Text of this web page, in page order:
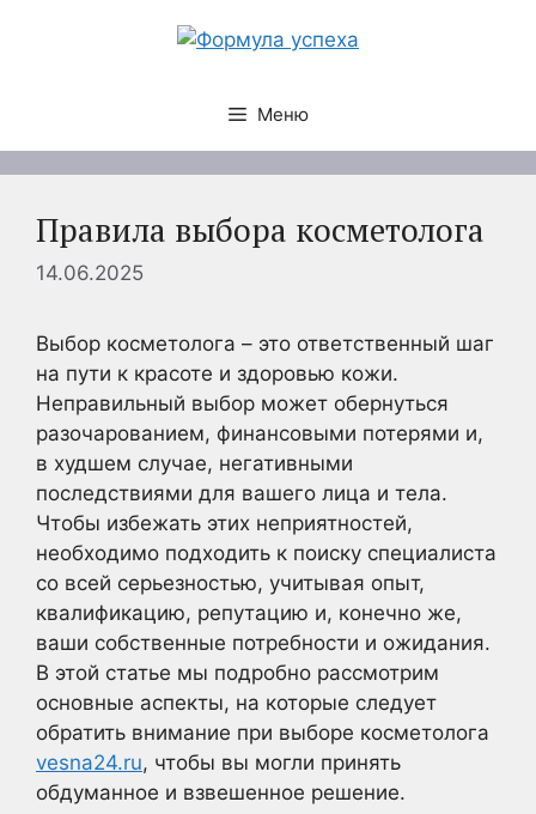
Меню
Правила выбора косметолога
14.06.2025
Выбор косметолога – это ответственный шаг
на пути к красоте и здоровью кожи.
Неправильный выбор может обернуться
разочарованием, финансовыми потерями и,
в худшем случае, негативными
последствиями для вашего лица и тела.
Чтобы избежать этих неприятностей,
необходимо подходить к поиску специалиста
со всей серьезностью, учитывая опыт,
квалификацию, репутацию и, конечно же,
ваши собственные потребности и ожидания.
В этой статье мы подробно рассмотрим
основные аспекты, на которые следует
обратить внимание при выборе косметолога
vesna24.ru, чтобы вы могли принять
обдуманное и взвешенное решение.